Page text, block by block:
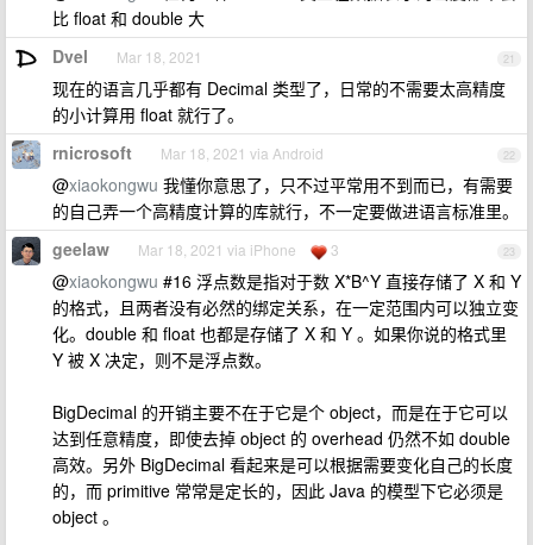
比 float 和 double 大
21
Dvel Mar 18, 2021
现在的语言几乎都有 Decimal 类型了，日常的不需要太高精度
的小计算用 float 就行了。
22
rnicrosoft Mar 18, 2021 via Android
@xiaokongwu 我懂你意思了，只不过平常用不到而已，有需要
的自己弄一个高精度计算的库就行，不一定要做进语言标准里。
23
geelaw Mar 18, 2021 via iPhone 3
@xiaokongwu #16 浮点数是指对于数 X*B^Y 直接存储了 X 和 Y
的格式，且两者没有必然的绑定关系，在一定范围内可以独立变
化。double 和 float 也都是存储了 X 和 Y 。如果你说的格式里
Y 被 X 决定，则不是浮点数。
BigDecimal 的开销主要不在于它是个 object，而是在于它可以
达到任意精度，即使去掉 object 的 overhead 仍然不如 double
高效。另外 BigDecimal 看起来是可以根据需要变化自己的长度
的，而 primitive 常常是定长的，因此 Java 的模型下它必须是
object 。